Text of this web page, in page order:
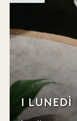
I LUNEDÌ